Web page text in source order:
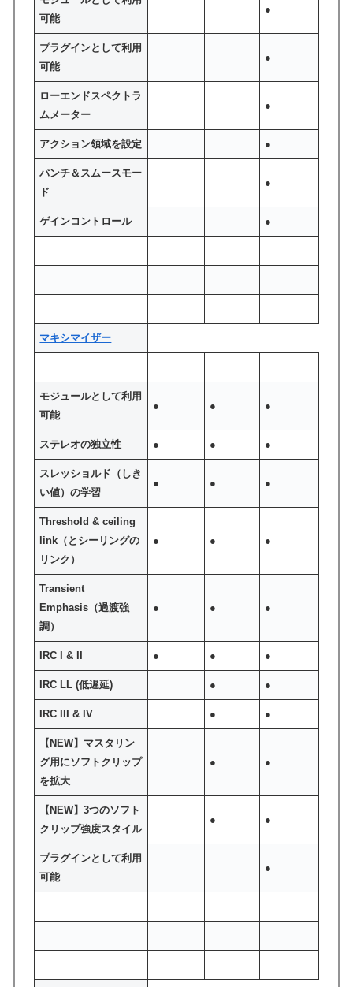
可能
●
プラグインとして利用
可能
●
ローエンドスペクトラ
ムメーター
●
アクション領域を設定 ●
パンチ＆スムースモー
ド
●
ゲインコントロール ●
マキシマイザー
モジュールとして利用
可能
● ● ●
ステレオの独立性 ● ● ●
スレッショルド（しき
い値）の学習
● ● ●
Threshold & ceiling
link（とシーリングの
リンク）
● ● ●
Transient
Emphasis（過渡強
調）
● ● ●
IRC I & II ● ● ●
IRC LL (低遅延) ● ●
IRC III & IV ● ●
【NEW】マスタリン
グ用にソフトクリップ
を拡大
● ●
【NEW】3つのソフト
クリップ強度スタイル
● ●
プラグインとして利用
可能
●